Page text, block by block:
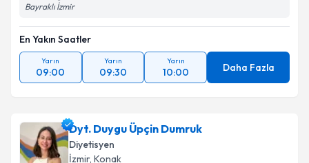
Bayraklı İzmir
En Yakın Saatler
Yarın
09:00
Yarın
09:30
Yarın
10:00 Daha Fazla
Dyt. Duygu Üpçin Dumruk
Diyetisyen
İzmir, Konak